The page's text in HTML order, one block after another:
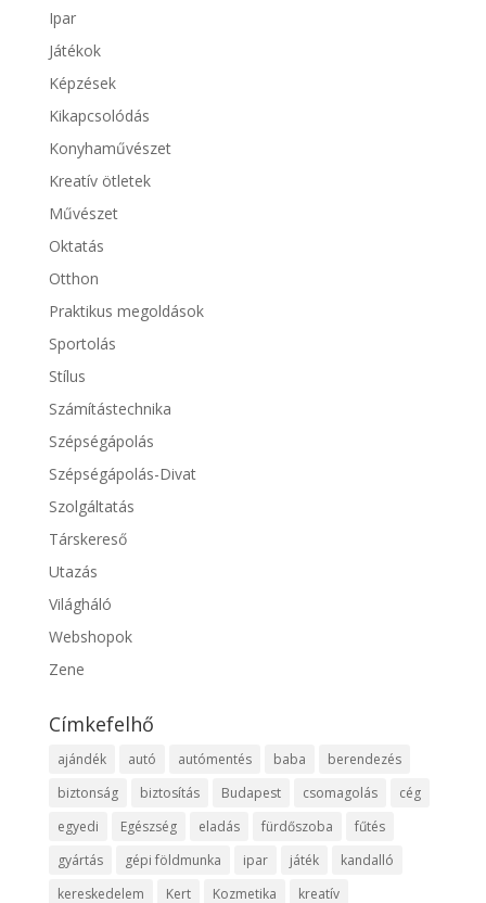
Ipar
Játékok
Képzések
Kikapcsolódás
Konyhaművészet
Kreatív ötletek
Művészet
Oktatás
Otthon
Praktikus megoldások
Sportolás
Stílus
Számítástechnika
Szépségápolás
Szépségápolás-Divat
Szolgáltatás
Társkereső
Utazás
Világháló
Webshopok
Zene
Címkefelhő
ajándék autó autómentés baba
berendezés
biztonság
biztosítás Budapest csomagolás
cég
egyedi
Egészség eladás fürdőszoba
fűtés
gyártás
gépi földmunka ipar játék
kandalló
kereskedelem
Kert Kozmetika kreatív